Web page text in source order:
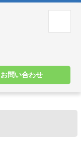
お問い合わせ